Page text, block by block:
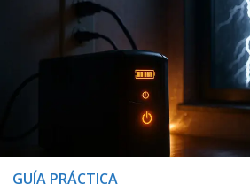
GUÍA PRÁCTICA